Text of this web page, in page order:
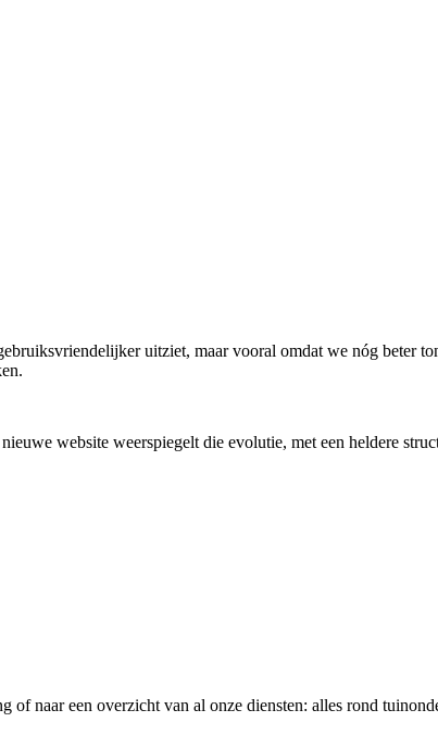
uitziet, maar vooral omdat we nóg beter
website weerspiegelt die evolutie, met een heldere
naar een overzicht van al onze diensten: alles rond